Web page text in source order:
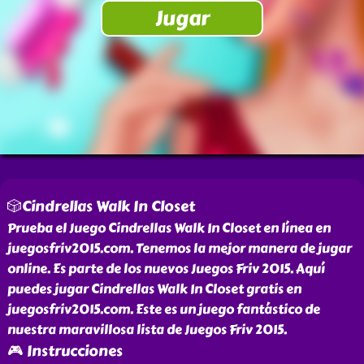
🎲Cindrellas Walk In Closet
Prueba el Juego Cindrellas Walk In Closet en línea en
juegosfriv2015.com. Tenemos la mejor manera de jugar
online. Es parte de los nuevos Juegos Friv 2015. Aquí
puedes jugar Cindrellas Walk In Closet gratis en
juegosfriv2015.com. Este es un juego fantástico de
nuestra maravillosa lista de Juegos Friv 2015.
🎮 Instrucciones